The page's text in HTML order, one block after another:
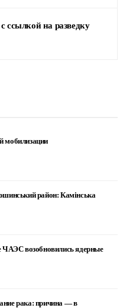
на разведку
мобилизации
район: Камінська
ЧАЭС возобновились ядерные
рака: причина — в